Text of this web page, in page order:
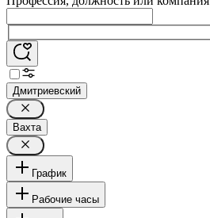
Дмитриевский
Вахта
График
Рабочие часы